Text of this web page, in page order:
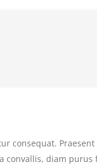
consequat.
convallis, diam